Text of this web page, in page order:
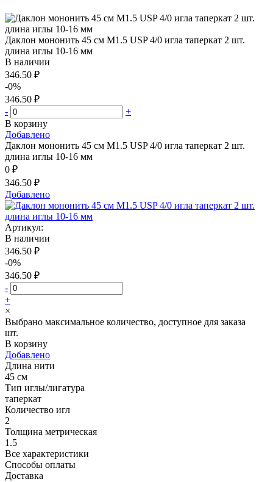
Даклон мононить 45 см М1.5 USP 4/0 игла таперкат 2 шт.
длина иглы 10-16 мм
В наличии
346.50 ₽
-0%
346.50 ₽
-
+
В корзину
Добавлено
Даклон мононить 45 см М1.5 USP 4/0 игла таперкат 2 шт.
длина иглы 10-16 мм
0 ₽
346.50 ₽
Добавлено
Артикул:
В наличии
346.50 ₽
-0%
346.50 ₽
-
+
×
Выбрано максимальное количество, доступное для заказа
шт.
В корзину
Добавлено
Длина нити
45 см
Тип иглы/лигатура
таперкат
Количество игл
2
Толщина метрическая
1.5
Все характеристики
Способы оплаты
Доставка